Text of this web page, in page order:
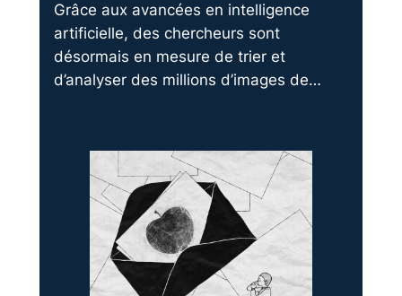
Grâce aux avancées en intelligence
artificielle, des chercheurs sont
désormais en mesure de trier et
d’analyser des millions d’images de…